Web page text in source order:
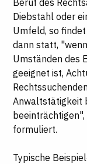
Beruf des
Diebstahl oder
Umfeld, so
dann statt,
Umständen des
geeignet ist,
Anwaltstätigkeit
formuliert.
Typische